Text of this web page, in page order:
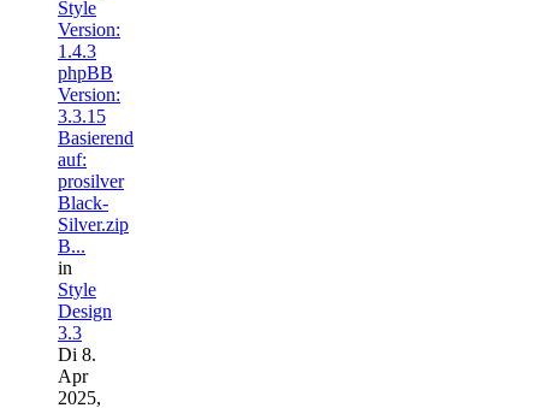
Style
Version:
1.4.3
phpBB
Version:
3.3.15
Basierend
auf:
prosilver
Black-
Silver.zip
B...
in
Style
Design
3.3
Di 8.
Apr
2025,